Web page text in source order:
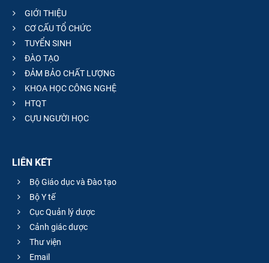
GIỚI THIỆU
CƠ CẤU TỔ CHỨC
TUYỂN SINH
ĐÀO TẠO
ĐẢM BẢO CHẤT LƯỢNG
KHOA HỌC CÔNG NGHỆ
HTQT
CỰU NGƯỜI HỌC
LIÊN KẾT
Bộ Giáo dục và Đào tạo
Bộ Y tế
Cục Quản lý dược
Cảnh giác dược
Thư viện
Email